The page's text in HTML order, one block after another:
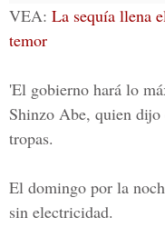
VEA: La sequía llena
temor
'El gobierno hará lo
Shinzo Abe, quien dijo
tropas.
El domingo por la
sin electricidad.